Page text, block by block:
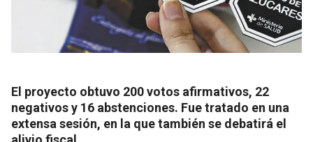
El proyecto obtuvo 200 votos afirmativos, 22
negativos y 16 abstenciones. Fue tratado en una
extensa sesión, en la que también se debatirá el